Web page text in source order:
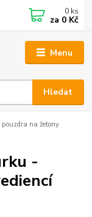
Menu
Hledat
0 ks
za 0 Kč
na žetony
-